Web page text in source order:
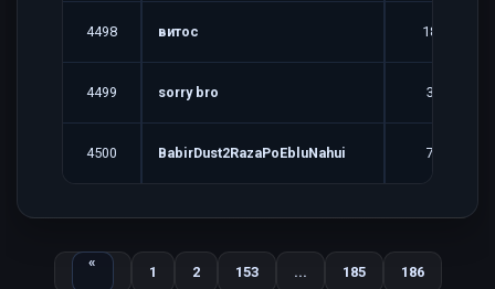
4498 витос 18
4499 sorry bro 3
4500 BabirDust2RazaPoEbluNahui 7
«
Назад
1 2 153 ... 185
186